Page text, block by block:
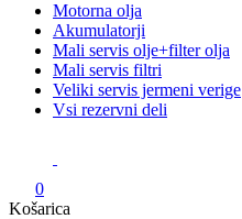
Motorna olja
Akumulatorji
Mali servis olje+filter olja
Mali servis filtri
Veliki servis jermeni verige
Vsi rezervni deli
0
Košarica